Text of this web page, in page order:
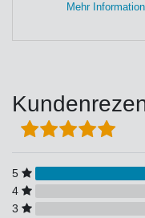
Mehr
5
4
3